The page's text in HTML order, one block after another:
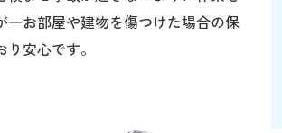
一お部屋や建物を傷つけた場合の保
安心です。